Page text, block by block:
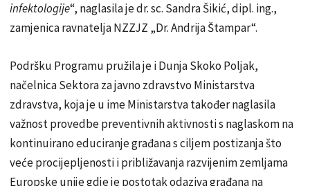
infektologije“, naglasila je dr. sc. Sandra Šikić, dipl. ing.,
zamjenica ravnatelja NZZJZ „Dr. Andrija Štampar“.
Podršku Programu pružila je i Dunja Skoko Poljak,
načelnica Sektora za javno zdravstvo Ministarstva
zdravstva, koja je u ime Ministarstva također naglasila
važnost provedbe preventivnih aktivnosti s naglaskom na
kontinuirano educiranje građana s ciljem postizanja što
veće procijepljenosti i približavanja razvijenim zemljama
Europske unije gdje je postotak odaziva građana na